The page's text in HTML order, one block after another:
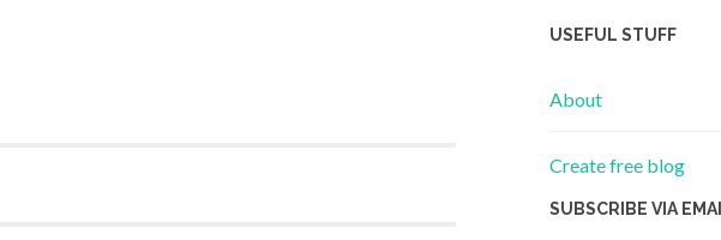
USEFUL STUFF
About
Create free blog
SUBSCRIBE VIA